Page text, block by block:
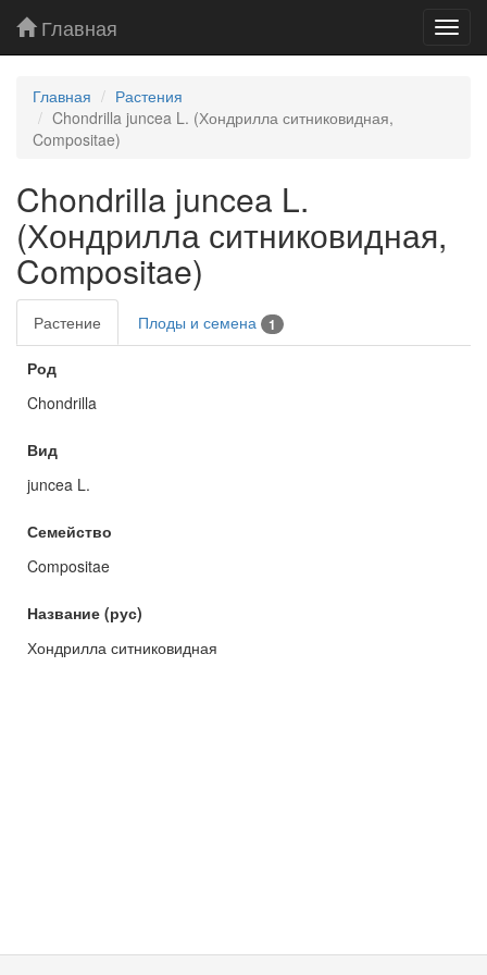
Главная
Главная
Растения
Chondrilla juncea L. (Хондрилла ситниковидная,
Compositae)
Chondrilla juncea L.
(Хондрилла ситниковидная,
Compositae)
Растение Плоды и семена 1
Род
Chondrilla
Вид
juncea L.
Семейство
Compositae
Название (рус)
Хондрилла ситниковидная